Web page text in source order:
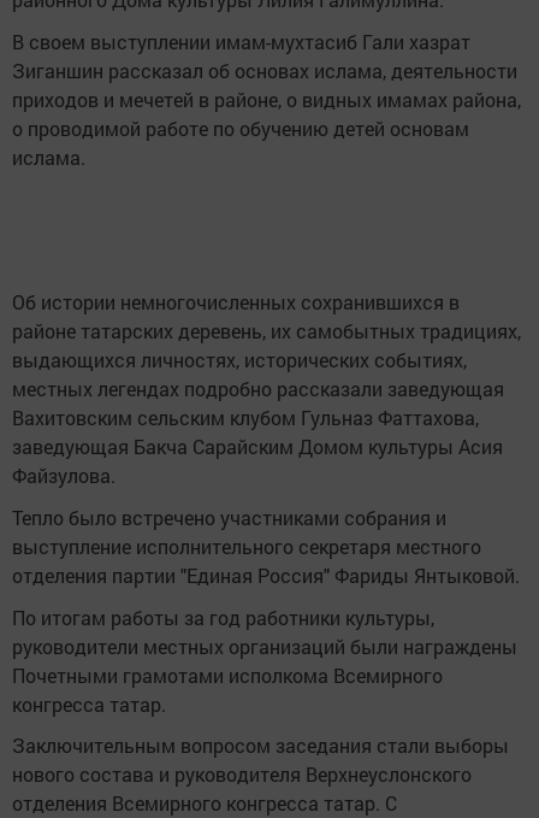
В своем выступлении имам-мухтасиб Гали хазрат
Зиганшин рассказал об основах ислама, деятельности
приходов и мечетей в районе, о видных имамах района,
о проводимой работе по обучению детей основам
ислама.
Об истории немногочисленных сохранившихся в
районе татарских деревень, их самобытных традициях,
выдающихся личностях, исторических событиях,
местных легендах подробно рассказали заведующая
Вахитовским сельским клубом Гульназ Фаттахова,
заведующая Бакча Сарайским Домом культуры Асия
Файзулова.
Тепло было встречено участниками собрания и
выступление исполнительного секретаря местного
отделения партии "Единая Россия" Фариды Янтыковой.
По итогам работы за год работники культуры,
руководители местных организаций были награждены
Почетными грамотами исполкома Всемирного
конгресса татар.
Заключительным вопросом заседания стали выборы
нового состава и руководителя Верхнеуслонского
отделения Всемирного конгресса татар. С